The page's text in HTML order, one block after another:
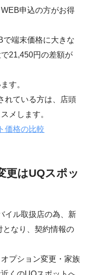
申込の方がお得
で端末価格に大きな
21,450円の差額が
す。
れている方は、店頭
メします。
価格の比較
更はUQスポッ
イル取扱店の為、新
となり、契約情報の
プション変更・家族